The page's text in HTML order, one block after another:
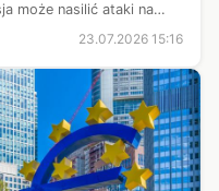
może nasilić ataki na
agencja Reutera.
23.07.2026 15:16